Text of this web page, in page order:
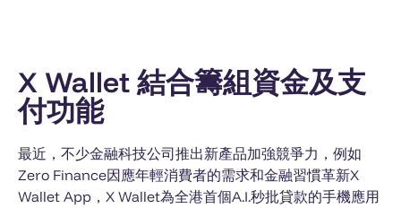
X Wallet 結合籌組資金及支
付功能
最近，不少金融科技公司推出新產品加強競爭力，例如
Zero Finance因應年輕消費者的需求和金融習慣革新X
Wallet App，X Wallet為全港首個A.I.秒批貸款的手機應用